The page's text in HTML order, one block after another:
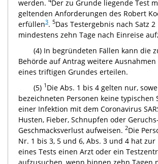
werden.
Der zu Grunde liegende Test
geltenden Anforderungen des Robert
erfüllen3. 5Das Testergebnis nach Satz
mindestens zehn Tage nach Einreise
(4) In begründeten Fällen kann die
Behörde auf Antrag weitere Ausnahmen
eines triftigen Grundes erteilen.
(5) 1 Die Abs. 1 bis 4 gelten nur,
bezeichneten Personen keine typischen
einer Infektion mit dem Coronavirus
Husten, Fieber, Schnupfen oder
Geschmacksverlust aufweisen. 2Die
Nr. 1 bis 3, 5 und 6, Abs. 3 und 4 hat
eines Tests einen Arzt oder ein
aufzusuchen, wenn binnen zehn Tagen